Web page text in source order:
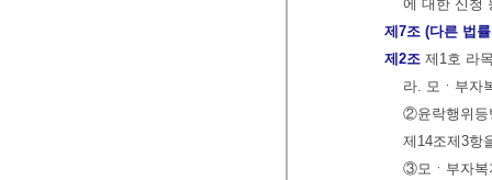
에 대한 신청
제7조 (다른 법
제2조 제1호 라
라. 모ㆍ부자
②윤락행위등
제14조제3항
③모ㆍ부자복